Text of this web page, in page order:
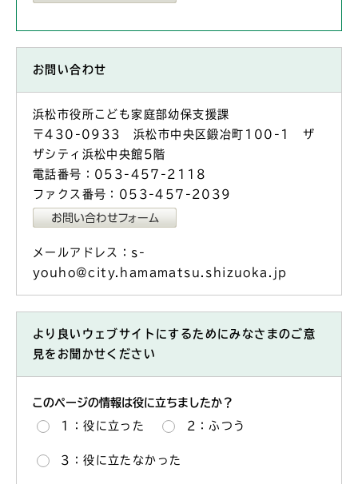
お問い合わせ
浜松市役所こども家庭部幼保支援課
〒430-0933 浜松市中央区鍛冶町100-1 ザ
ザシティ浜松中央館5階
電話番号：053-457-2118
ファクス番号：053-457-2039
メールアドレス：s-
youho@city.hamamatsu.shizuoka.jp
より良いウェブサイトにするためにみなさまのご意
見をお聞かせください
このページの情報は役に立ちましたか？
1：役に立った 2：ふつう
3：役に立たなかった